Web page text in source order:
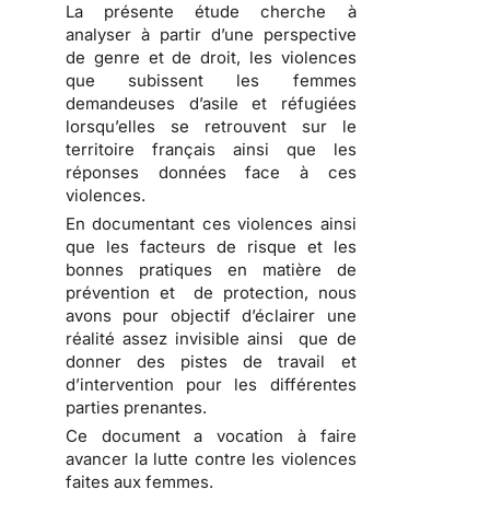
La présente étude cherche à
analyser à partir d’une perspective
de genre et de droit, les violences
que subissent les femmes
demandeuses d’asile et réfugiées
lorsqu’elles se retrouvent sur le
territoire français ainsi que les
réponses données face à ces
violences.
En documentant ces violences ainsi
que les facteurs de risque et les
bonnes pratiques en matière de
prévention et de protection, nous
avons pour objectif d’éclairer une
réalité assez invisible ainsi que de
donner des pistes de travail et
d’intervention pour les différentes
parties prenantes.
Ce document a vocation à faire
avancer la lutte contre les violences
faites aux femmes.